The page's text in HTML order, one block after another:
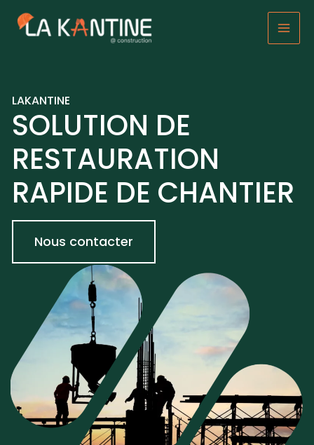
contenu
LAKANTINE
SOLUTION DE
RESTAURATION
RAPIDE DE CHANTIER
Nous contacter